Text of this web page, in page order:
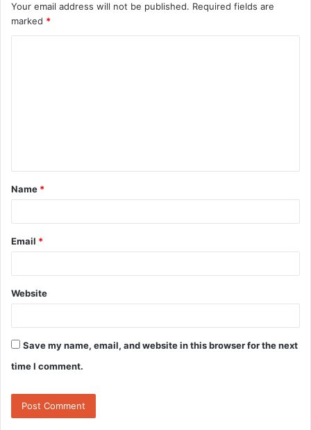
Your email address will not be published. Required fields are
marked *
t
*
Name *
Email *
Website
Save my name, email, and website in this browser for the next
time I comment.